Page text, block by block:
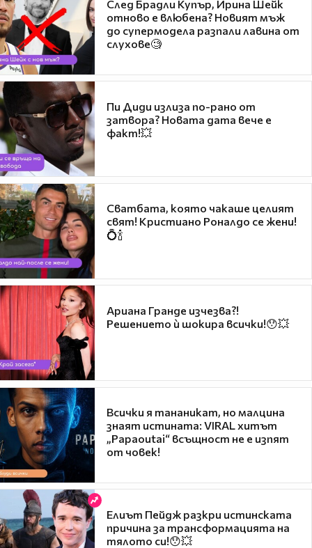
След Брадли Купър, Ирина Шейк
отново е влюбена? Новият мъж
до супермодела разпали лавина от
слухове🧐
Пи Диди излиза по-рано от
затвора? Новата дата вече е
факт!💥
Сватбата, която чакаше целият
свят! Кристиано Роналдо се жени!
💍🍾
Ариана Гранде изчезва?!
Решението ѝ шокира всички!😯💥
Всички я тананикат, но малцина
знаят истината: VIRAL хитът
„Papaoutai“ всъщност не е изпят
от човек!
Елиът Пейдж разкри истинската
причина за трансформацията на
тялото си!😯💥